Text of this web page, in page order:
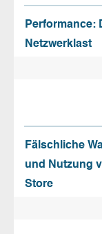
Performance:
Netzwerklast
Fälschliche
und Nutzung
Store